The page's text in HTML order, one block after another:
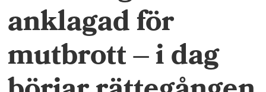
anklagad för
mutbrott – i dag